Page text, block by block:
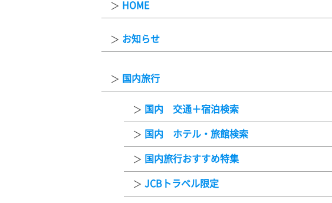
HOME
お知らせ
国内旅行
国内 交通＋宿泊検索
国内 ホテル・旅館検索
国内旅行おすすめ特集
JCBトラベル限定